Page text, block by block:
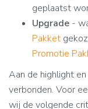
geplaatst
Upgrade -
Pakket
Promotie
Aan de highlight
verbonden. Voor
wij de volgende